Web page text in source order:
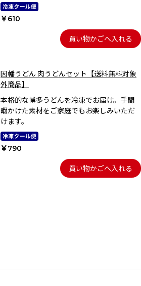
￥610
買い物かごへ入れる
因幡うどん 肉うどんセット【送料無料対象
外商品】
本格的な博多うどんを冷凍でお届け。手間
暇かけた素材をご家庭でもお楽しみいただ
けます。
￥790
買い物かごへ入れる